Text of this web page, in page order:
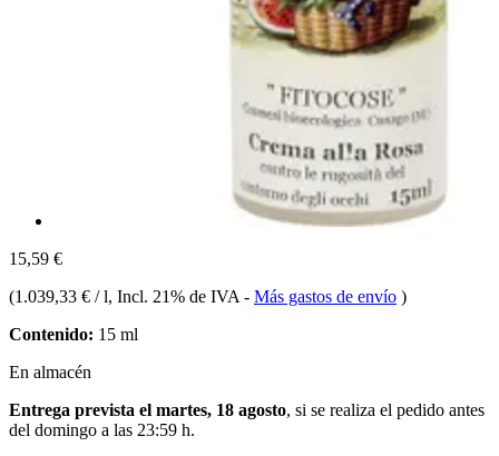
15,59 €
(1.039,33 € / l, Incl. 21% de IVA - Más gastos de envío )
Contenido: 15 ml
En almacén
Entrega prevista el martes, 18 agosto, si se realiza el pedido antes
del domingo a las 23:59 h.